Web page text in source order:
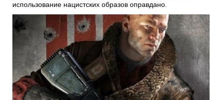
использование нацистских образов оправдано.